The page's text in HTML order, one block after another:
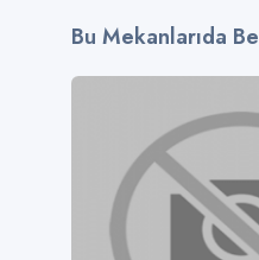
Bu Mekanlarıda